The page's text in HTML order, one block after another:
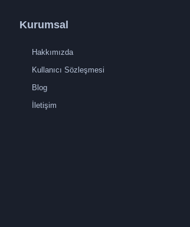
Kurumsal
Hakkımızda
Kullanıcı Sözleşmesi
Blog
İletişim